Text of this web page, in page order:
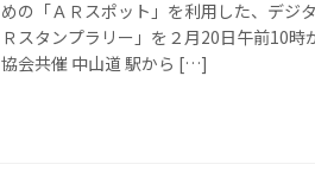
めの「ＡＲスポット」を利用した、デジ
Ｒスタンプラリー」を２月20日午前10時
協会共催 中山道 駅から […]